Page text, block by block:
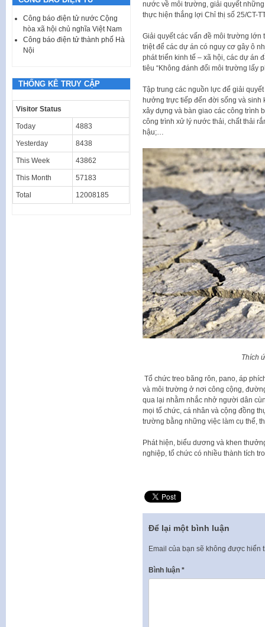
nước về môi trường, giải quyết
thực hiện thắng lợi Chỉ thị số 25/CT-
Giải quyết các vấn đề môi trường lớn
triệt để các dự án có nguy cơ gây ô
phát triển kinh tế – xã hội, các dự án
tiêu “Không đánh đổi môi trường lấy
Tập trung các nguồn lực để giải
hưởng trực tiếp đến đời sống và
xây dựng và bàn giao các công trình
công trình xử lý nước thải, chất thải
hậu;…
Thích
Tổ chức treo băng rôn, pano, áp
và môi trường ở nơi công cộng,
qua lại nhằm nhắc nhở người dân
mọi tổ chức, cá nhân và cộng đồng
trường bằng những việc làm cụ thể,
Phát hiện, biểu dương và khen
nghiệp, tổ chức có nhiều thành tích
Để lại một bình luận
Email của bạn sẽ không được hiển
Bình luận *
Công báo điện tử nước Cộng
hòa xã hội chủ nghĩa Việt Nam
Công báo điện tử thành phố Hà
Nội
THỐNG KÊ TRUY CẬP
Visitor Status
Today 4883
Yesterday 8438
This Week 43862
This Month 57183
Total 12008185